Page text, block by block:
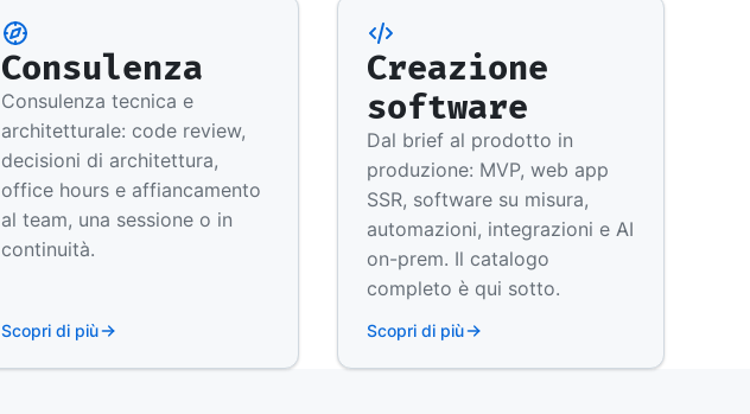
Consulenza
Consulenza tecnica e
architetturale: code review,
decisioni di architettura,
office hours e affiancamento
al team, una sessione o in
continuità.
Scopri di più
Creazione
software
Dal brief al prodotto in
produzione: MVP, web app
SSR, software su misura,
automazioni, integrazioni e AI
on-prem. Il catalogo
completo è qui sotto.
Scopri di più